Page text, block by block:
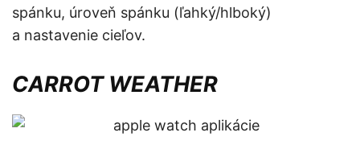
spánku, úroveň spánku (ľahký/hlboký)
a nastavenie cieľov.
CARROT WEATHER